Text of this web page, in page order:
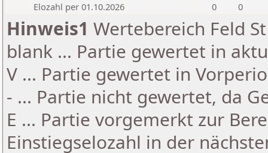
Elozahl per 01.10.2026
0 0
Hinweis1 Wertebereich Feld
blank ... Partie gewertet in
V ... Partie gewertet in
- ... Partie nicht gewertet, da
E ... Partie vorgemerkt zur
Einstiegselozahl in der